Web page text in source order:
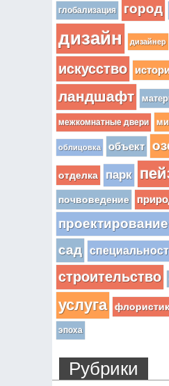
глобализация город
дизайн дизайнер
искусство
ландшафт
межкомнатные двери
облицовка объект
отделка парк
почвоведение
проектирование
сад
строительство
услуга
эпоха
Рубрики